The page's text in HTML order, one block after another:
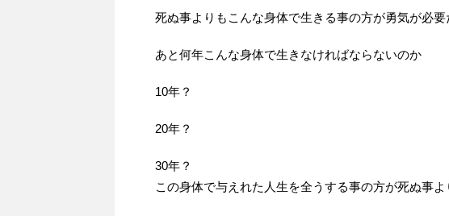
死ぬ事よりもこんな身体で生きる事の方が勇気が必要
あと何年こんな身体で生きなければならないのか
10年？
20年？
30年？
この身体で与えれた人生を全うする事の方が死ぬ事よ